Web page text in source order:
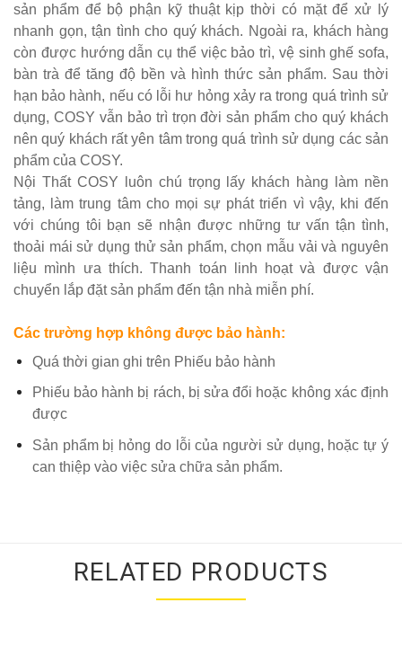
sản phẩm để bộ phận kỹ thuật kịp thời có mặt để xử lý
nhanh gọn, tận tình cho quý khách. Ngoài ra, khách hàng
còn được hướng dẫn cụ thể việc bảo trì, vệ sinh ghế sofa,
bàn trà để tăng độ bền và hình thức sản phẩm. Sau thời
hạn bảo hành, nếu có lỗi hư hỏng xảy ra trong quá trình sử
dụng, COSY vẫn bảo trì trọn đời sản phẩm cho quý khách
nên quý khách rất yên tâm trong quá trình sử dụng các sản
phẩm của COSY.
Nội Thất COSY luôn chú trọng lấy khách hàng làm nền
tảng, làm trung tâm cho mọi sự phát triển vì vậy, khi đến
với chúng tôi bạn sẽ nhận được những tư vấn tận tình,
thoải mái sử dụng thử sản phẩm, chọn mẫu vải và nguyên
liệu mình ưa thích. Thanh toán linh hoạt và được vận
chuyển lắp đặt sản phẩm đến tận nhà miễn phí.
Các trường hợp không được bảo hành:
Quá thời gian ghi trên Phiếu bảo hành
Phiếu bảo hành bị rách, bị sửa đổi hoặc không xác định
được
Sản phẩm bị hỏng do lỗi của người sử dụng, hoặc tự ý
can thiệp vào việc sửa chữa sản phẩm.
RELATED PRODUCTS